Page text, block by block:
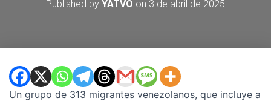
Published by YATVO on 3 de abril de 2025
Un grupo de 313 migrantes venezolanos, que incluye a